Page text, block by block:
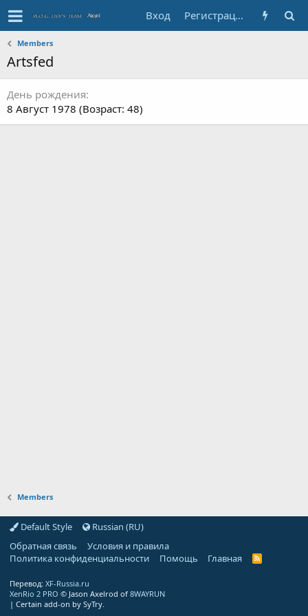
Вход Регистрация
Members
Artsfed
День рождения
8 Август 1978 (Возраст: 48)
Members
Default Style
Russian (RU)
Обратная связь
Условия и правила
Политика конфиденциальности
Помощь Главная
R
Перевод: XF-Russia.ru
XenRio 2 PRO © Jason Axelrod of 8WAYRUN
| Certain add-on by SyTry.